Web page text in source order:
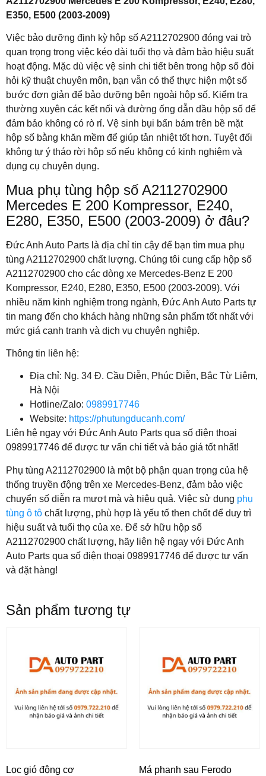
E350, E500 (2003-2009)
Việc bảo dưỡng định kỳ hộp số A2112702900 đóng vai trò
quan trọng trong việc kéo dài tuổi thọ và đảm bảo hiệu suất
hoạt động. Mặc dù việc vệ sinh chi tiết bên trong hộp số đòi
hỏi kỹ thuật chuyên môn, bạn vẫn có thể thực hiện một số
bước đơn giản để bảo dưỡng bên ngoài hộp số. Kiểm tra
thường xuyên các kết nối và đường ống dẫn dầu hộp số để
đảm bảo không có rò rỉ. Vệ sinh bụi bẩn bám trên bề mặt
hộp số bằng khăn mềm để giúp tản nhiệt tốt hơn. Tuyệt đối
không tự ý tháo rời hộp số nếu không có kinh nghiệm và
dụng cụ chuyên dụng.
Mua phụ tùng hộp số A2112702900
Mercedes E 200 Kompressor, E240,
E280, E350, E500 (2003-2009) ở đâu?
Đức Anh Auto Parts là địa chỉ tin cậy để bạn tìm mua phụ
tùng A2112702900 chất lượng. Chúng tôi cung cấp hộp số
A2112702900 cho các dòng xe Mercedes-Benz E 200
Kompressor, E240, E280, E350, E500 (2003-2009). Với
nhiều năm kinh nghiệm trong ngành, Đức Anh Auto Parts tự
tin mang đến cho khách hàng những sản phẩm tốt nhất với
mức giá cạnh tranh và dịch vụ chuyên nghiệp.
Thông tin liên hệ:
Địa chỉ: Ng. 34 Đ. Cầu Diễn, Phúc Diễn, Bắc Từ Liêm,
Hà Nội
Hotline/Zalo: 0989917746
Website: https://phutungducanh.com/
Liên hệ ngay với Đức Anh Auto Parts qua số điện thoại
0989917746 để được tư vấn chi tiết và báo giá tốt nhất!
Phụ tùng A2112702900 là một bộ phận quan trọng của hệ
thống truyền động trên xe Mercedes-Benz, đảm bảo việc
chuyển số diễn ra mượt mà và hiệu quả. Việc sử dụng phụ
tùng ô tô chất lượng, phù hợp là yếu tố then chốt để duy trì
hiệu suất và tuổi thọ của xe. Để sở hữu hộp số
A2112702900 chất lượng, hãy liên hệ ngay với Đức Anh
Auto Parts qua số điện thoại 0989917746 để được tư vấn
và đặt hàng!
Sản phẩm tương tự
Lọc gió động cơ
Má phanh sau Ferodo